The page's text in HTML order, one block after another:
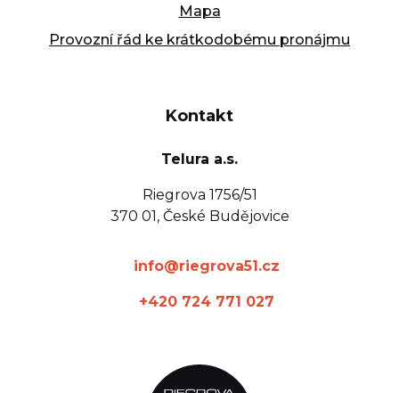
Mapa
Provozní řád ke krátkodobému pronájmu
Kontakt
Telura a.s.
Riegrova 1756/51
370 01, České Budějovice
info@riegrova51.cz
+420 724 771 027